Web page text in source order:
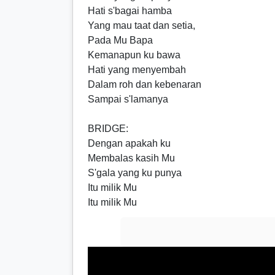
Hati s'bagai hamba
Yang mau taat dan setia,
Pada Mu Bapa
Kemanapun ku bawa
Hati yang menyembah
Dalam roh dan kebenaran
Sampai s'lamanya
BRIDGE:
Dengan apakah ku
Membalas kasih Mu
S'gala yang ku punya
Itu milik Mu
Itu milik Mu